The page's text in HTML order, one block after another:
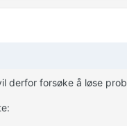
derfor forsøke å løse